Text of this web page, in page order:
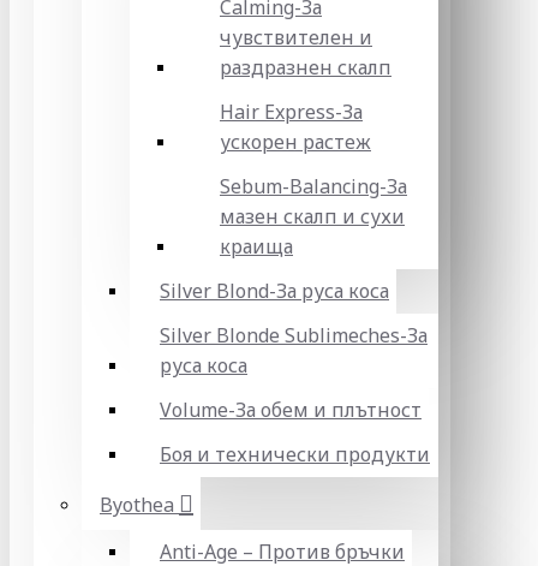
Calming-За
чувствителен и
раздразнен скалп
Hair Express-За
ускорен растеж
Sebum-Balancing-За
мазен скалп и сухи
краища
Silver Blond-За руса коса
Silver Blonde Sublіmeches-За
руса коса
Volume-За обем и плътност
Боя и технически продукти
Byothea
Anti-Age – Против бръчки